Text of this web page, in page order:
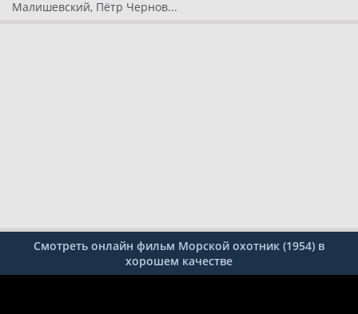
Малишевский, Пётр Чернов...
Смотреть онлайн фильм Морской охотник (1954) в
хорошем качестве